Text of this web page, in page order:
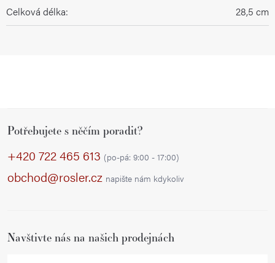
Celková délka: 28,5 cm
Potřebujete s něčím poradit?
+420 722 465 613 (po-pá: 9:00 - 17:00)
obchod@rosler.cz napište nám kdykoliv
Navštivte nás na našich prodejnách